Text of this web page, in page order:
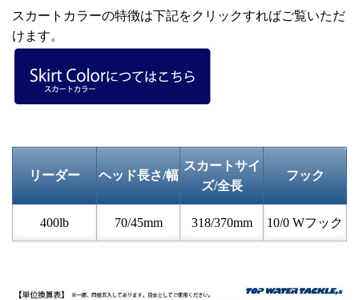
スカートカラーの特徴は下記をクリックすればご覧いただ
けます。
リーダー ヘッド長さ/幅
スカートサイ
ズ/全長
フック
400lb 70/45mm 318/370mm 10/0 Wフック